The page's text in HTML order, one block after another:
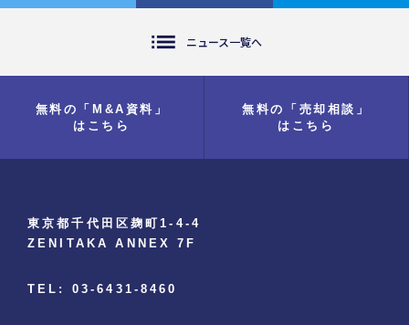
list ニュース一覧へ
無料の「M&A資料」
はこちら
無料の「売却相談」
はこちら
東京都千代田区麹町1-4-4
ZENITAKA ANNEX 7F
TEL: 03-6431-8460